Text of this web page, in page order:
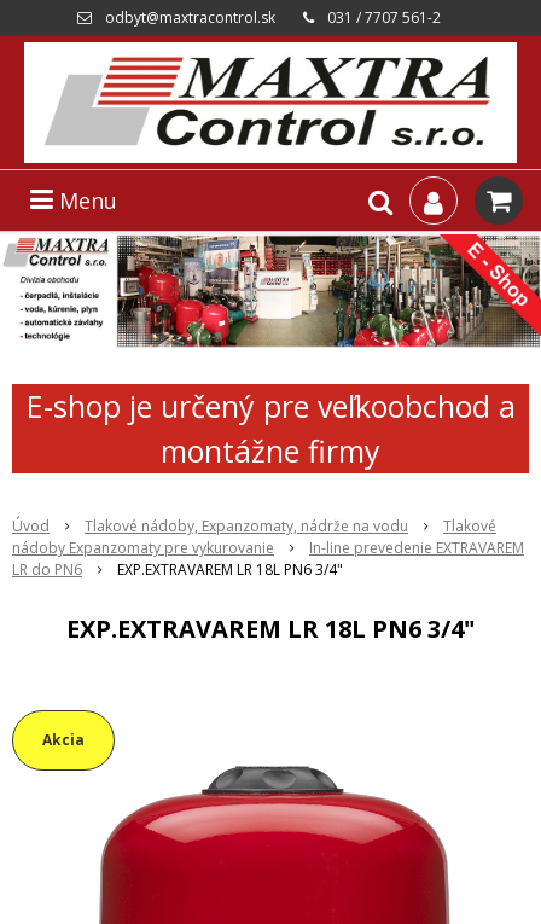
odbyt@maxtracontrol.sk 031 / 7707 561-2
Menu
E-shop je určený pre veľkoobchod a
montážne firmy
Úvod Tlakové nádoby, Expanzomaty, nádrže na vodu
Tlakové
nádoby Expanzomaty pre vykurovanie
In-line prevedenie EXTRAVAREM
LR do PN6
EXP.EXTRAVAREM LR 18L PN6 3/4"
EXP.EXTRAVAREM LR 18L PN6 3/4"
Akcia